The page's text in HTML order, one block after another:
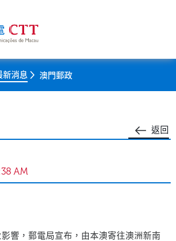
新消息 澳門郵政
返回
AM
響，郵電局宣布，由本澳寄往澳洲新南